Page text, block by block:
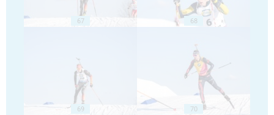
67 68
69 70